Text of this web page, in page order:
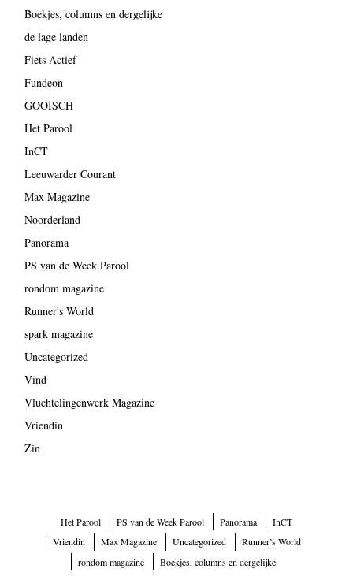
Boekjes, columns en dergelijke
de lage landen
Fiets Actief
Fundeon
GOOISCH
Het Parool
InCT
Leeuwarder Courant
Max Magazine
Noorderland
Panorama
PS van de Week Parool
rondom magazine
Runner's World
spark magazine
Uncategorized
Vind
Vluchtelingenwerk Magazine
Vriendin
Zin
Het Parool PS van de Week Parool Panorama
InCT
Vriendin
Max Magazine Uncategorized
Runner’s World
rondom magazine
Boekjes, columns en dergelijke